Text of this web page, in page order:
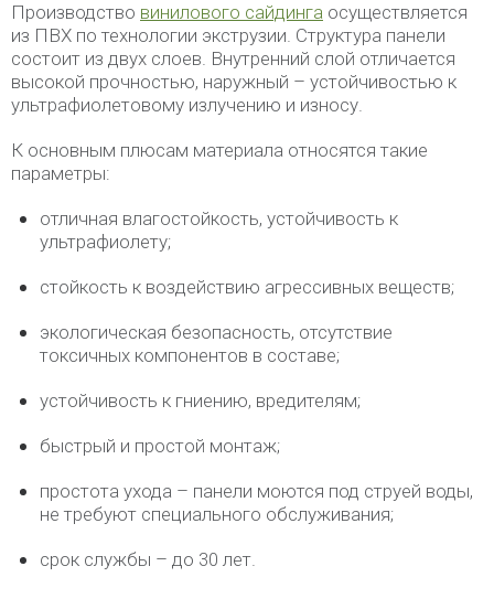
Производство винилового сайдинга осуществляется
из ПВХ по технологии экструзии. Структура панели
состоит из двух слоев. Внутренний слой отличается
высокой прочностью, наружный – устойчивостью к
ультрафиолетовому излучению и износу.
К основным плюсам материала относятся такие
параметры:
отличная влагостойкость, устойчивость к
ультрафиолету;
стойкость к воздействию агрессивных веществ;
экологическая безопасность, отсутствие
токсичных компонентов в составе;
устойчивость к гниению, вредителям;
быстрый и простой монтаж;
простота ухода – панели моются под струей воды,
не требуют специального обслуживания;
срок службы – до 30 лет.